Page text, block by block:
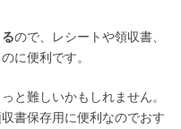
ので、レシートや領収書、
に便利です。
と難しいかもしれません。
書保存用に便利なのでおす